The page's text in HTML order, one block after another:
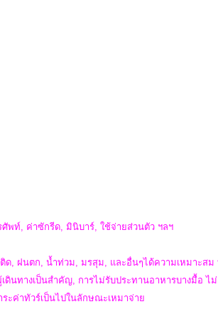
ศัพท์, ค่าซักรีด, มินิบาร์, ใช้จ่ายส่วนตัว ฯลฯ
ด, ฝนตก, น้ำท่วม, มรสุม, และอื่นๆได้ความเหมาะสม
ดินทางเป็นสำคัญ, การไม่รับประทานอาหารบางมื้อ ไม่
ะค่าทัวร์เป็นไปในลักษณะเหมาจ่าย